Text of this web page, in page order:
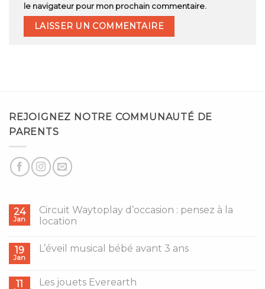
le navigateur pour mon prochain commentaire.
REJOIGNEZ NOTRE COMMUNAUTÉ DE
PARENTS
24
Jan
Circuit Waytoplay d’occasion : pensez à la
location
19
Jan
L’éveil musical bébé avant 3 ans
11 Les jouets Everearth